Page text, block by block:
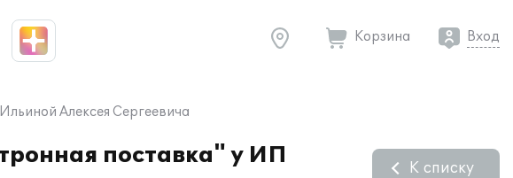
Корзина Вход
Алексея Сергеевича
поставка" у ИП
К списку